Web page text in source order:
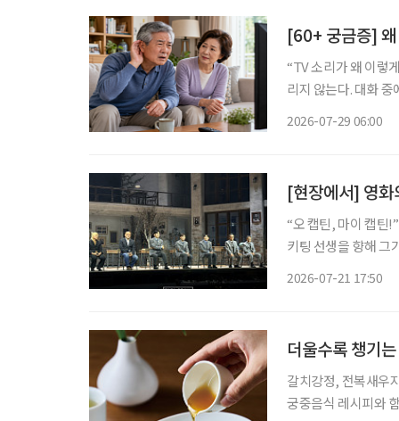
[60+ 궁금증] 왜
“TV 소리가 왜 이렇게 작지?” 가족은 시끄럽다며 볼륨을 줄이는
리지 않는다. 대화
2026-07-29 06:00
[현장에서] 영화
“오 캡틴, 마이 캡틴!” 학생들이 하나둘 책상 위로 올라섰다. 학교에서 쫓겨나 교실을 떠
키팅 선생을 향해 그
2026-07-21 17:50
더울수록 챙기
갈치강정, 전복새우지짐 2026년 3월부터 45년 만에 새 단장을 마치고 재개관
궁중음식 레시피와 함께 합니다. 기온이 오를수록 시니어